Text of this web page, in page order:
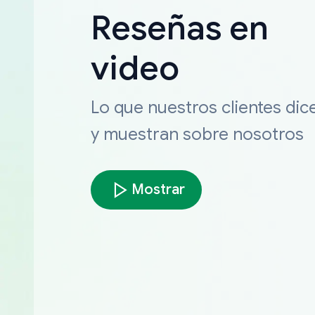
Reseñas en
video
Lo que nuestros clientes
y muestran sobre nosotros
Mostrar